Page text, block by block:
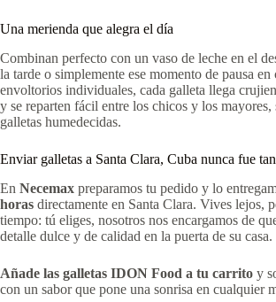
Una merienda que alegra el día
Combinan perfecto con un vaso de leche en el
la tarde o simplemente ese momento de pausa
envoltorios individuales, cada galleta llega
y se reparten fácil entre los chicos y los
galletas humedecidas.
Enviar galletas a Santa Clara, Cuba nunca fue
En Necemax preparamos tu pedido y lo
horas directamente en Santa Clara. Vives lejos,
tiempo: tú eliges, nosotros nos encargamos de
detalle dulce y de calidad en la puerta de su casa.
Añade las galletas IDON Food a tu carrito y
con un sabor que pone una sonrisa en cualquier